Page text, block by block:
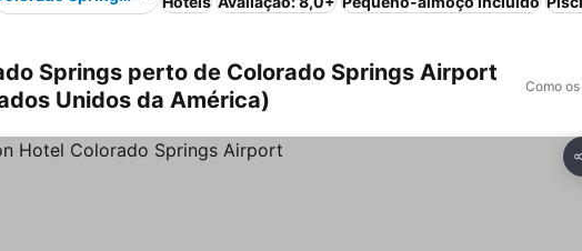
Springs perto de Colorado Springs Airport
Unidos da América)
Como